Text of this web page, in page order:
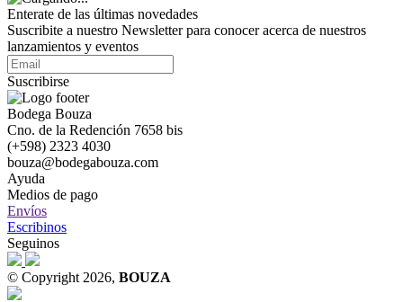
Enterate de las últimas novedades
Suscribite a nuestro Newsletter para conocer acerca de nuestros
lanzamientos y eventos
Suscribirse
Bodega Bouza
Cno. de la Redención 7658 bis
(+598) 2323 4030
bouza@bodegabouza.com
Ayuda
Medios de pago
Envíos
Escribinos
Seguinos
© Copyright 2026, BOUZA